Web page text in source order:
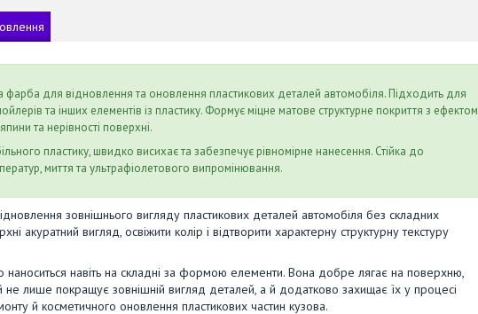
фарба для відновлення та оновлення пластикових деталей автомобіля. Підходить для
та інших елементів із пластику. Формує міцне матове структурне покриття з ефектом
та нерівності поверхні.
пластику, швидко висихає та забезпечує рівномірне нанесення. Стійка до
миття та ультрафіолетового випромінювання.
зовнішнього вигляду пластикових деталей автомобіля без складних
акуратний вигляд, освіжити колір і відтворити характерну структурну текстуру
навіть на складні за формою елементи. Вона добре лягає на поверхню,
не лише покращує зовнішній вигляд деталей, а й додатково захищає їх у процесі
й косметичного оновлення пластикових частин кузова.